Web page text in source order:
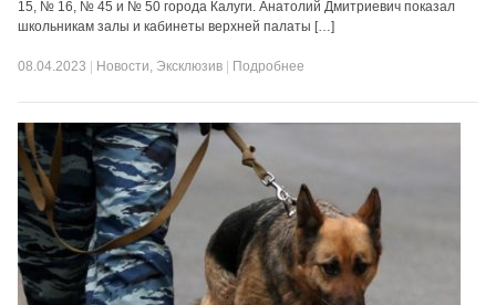
15, № 16, № 45 и № 50 города Калуги. Анатолий Дмитриевич показал
школьникам залы и кабинеты верхней палаты […]
08.04.2023 Новости, Эксклюзив Подробнее